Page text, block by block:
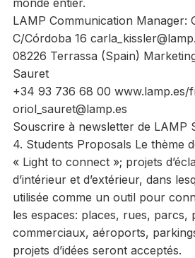
monde entier.
LAMP Communication Manager:
C/Córdoba 16
08226 Terrassa (Spain)
Sauret
+34 93 736 68 00 www.lamp.es/
oriol_sauret@lamp.es
Souscrire à newsletter de LAMP
4. Students Proposals Le thème
« Light to connect »; projets
d’intérieur et d’extérieur, dans
utilisée comme un outil pour
les espaces: places, rues, parcs,
commerciaux, aéroports,
projets d’idées seront acceptés.